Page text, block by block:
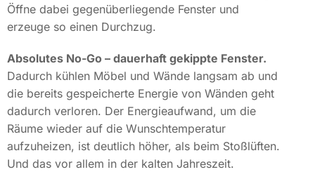
Öffne dabei gegenüberliegende Fenster und
erzeuge so einen Durchzug.
Absolutes No-Go – dauerhaft gekippte Fenster.
Dadurch kühlen Möbel und Wände langsam ab und
die bereits gespeicherte Energie von Wänden geht
dadurch verloren. Der Energieaufwand, um die
Räume wieder auf die Wunschtemperatur
aufzuheizen, ist deutlich höher, als beim Stoßlüften.
Und das vor allem in der kalten Jahreszeit.